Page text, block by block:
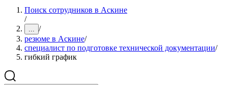
Поиск сотрудников в Аскине
/
... /
резюме в Аскине/
специалист по подготовке технической документации/
гибкий график